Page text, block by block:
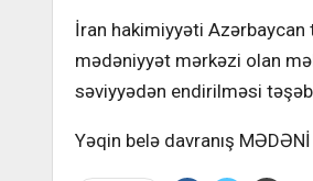
İran hakimiyyəti Azərbaycan
mədəniyyət mərkəzi olan
səviyyədən endirilməsi
Yəqin belə davranış